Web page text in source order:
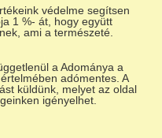
védelme segítsen
1 %- át, hogy együtt
ami a természeté.
a Adománya a
adómentes. A
küldünk, melyet az oldal
igényelhet.